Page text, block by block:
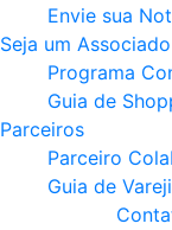
Envie sua
Seja um Associado
Programa
Guia de
Parceiros
Parceiro
Guia de